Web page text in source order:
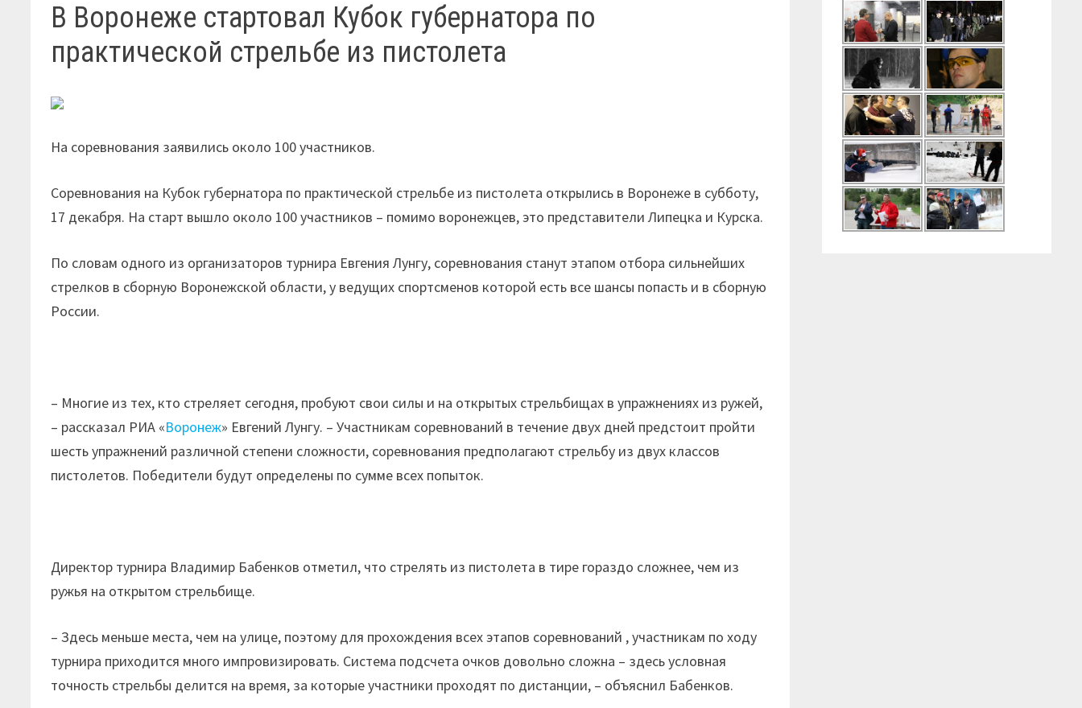
В Воронеже стартовал Кубок губернатора по
практической стрельбе из пистолета
На соревнования заявились около 100 участников.
Соревнования на Кубок губернатора по практической стрельбе из пистолета открылись в Воронеже в субботу,
17 декабря. На старт вышло около 100 участников – помимо воронежцев, это представители Липецка и Курска.
По словам одного из организаторов турнира Евгения Лунгу, соревнования станут этапом отбора сильнейших
стрелков в сборную Воронежской области, у ведущих спортсменов которой есть все шансы попасть и в сборную
России.
– Многие из тех, кто стреляет сегодня, пробуют свои силы и на открытых стрельбищах в упражнениях из ружей,
– рассказал РИА «Воронеж» Евгений Лунгу. – Участникам соревнований в течение двух дней предстоит пройти
шесть упражнений различной степени сложности, соревнования предполагают стрельбу из двух классов
пистолетов. Победители будут определены по сумме всех попыток.
Директор турнира Владимир Бабенков отметил, что стрелять из пистолета в тире гораздо сложнее, чем из
ружья на открытом стрельбище.
– Здесь меньше места, чем на улице, поэтому для прохождения всех этапов соревнований , участникам по ходу
турнира приходится много импровизировать. Система подсчета очков довольно сложна – здесь условная
точность стрельбы делится на время, за которые участники проходят по дистанции, – объяснил Бабенков.